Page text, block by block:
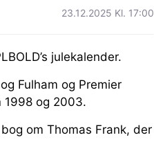
23.12.2025 Kl. 17:00
julekalender.
Fulham og Premier
1998 og 2003.
om Thomas Frank, der